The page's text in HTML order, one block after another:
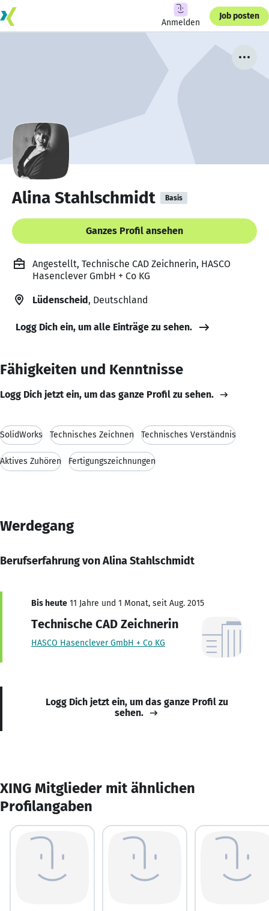
Anmelden
Job posten
Alina Stahlschmidt Basis
Ganzes Profil ansehen
Angestellt, Technische CAD Zeichnerin, HASCO
Hasenclever GmbH + Co KG
Lüdenscheid, Deutschland
Logg Dich ein, um alle Einträge zu sehen.
Fähigkeiten und Kenntnisse
Logg Dich jetzt ein, um das ganze Profil zu sehen.
SolidWorks Technisches Zeichnen Technisches Verständnis
Aktives Zuhören Fertigungszeichnungen
Werdegang
Berufserfahrung von Alina Stahlschmidt
Bis heute 11 Jahre und 1 Monat, seit Aug. 2015
Technische CAD Zeichnerin
HASCO Hasenclever GmbH + Co KG
Logg Dich jetzt ein, um das ganze Profil zu
sehen.
XING Mitglieder mit ähnlichen
Profilangaben